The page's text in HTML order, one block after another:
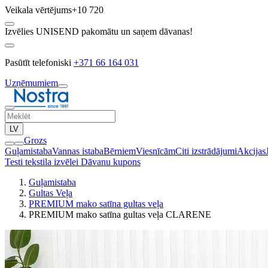
Veikala vērtējums+10 720
Izvēlies UNISEND pakomātu un saņem dāvanas!
Pasūtīt telefoniski +371 66 164 031
Uzņēmumiem
LV
Grozs
GuļamistabaVannas istabaBērniemViesnīcāmCiti izstrādājumiAkcijas
Testi tekstila izvēlei Dāvanu kupons
Guļamistaba
Gultas Veļa
PREMIUM mako satīna gultas veļa
PREMIUM mako satīna gultas veļa CLARENE